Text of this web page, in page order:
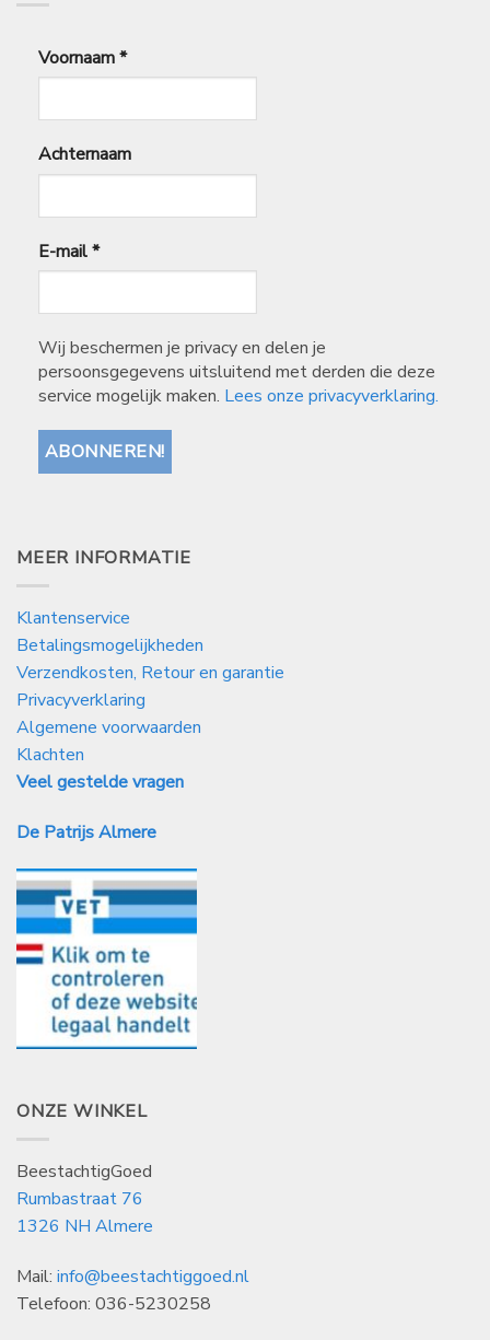
Voornaam*
Achternaam
E-mail*
Wij beschermen je privacy en delen je
persoonsgegevens uitsluitend met derden die deze
service mogelijk maken. Lees onze privacyverklaring.
MEER INFORMATIE
Klantenservice
Betalingsmogelijkheden
Verzendkosten, Retour en garantie
Privacyverklaring
Algemene voorwaarden
Klachten
Veel gestelde vragen
De Patrijs Almere
ONZE WINKEL
BeestachtigGoed
Rumbastraat 76
1326 NH Almere
Mail: info@beestachtiggoed.nl
Telefoon: 036-5230258